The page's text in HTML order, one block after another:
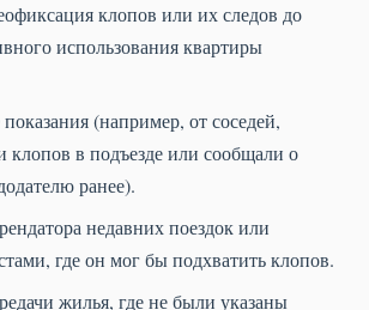
клопов или их следов до
использования квартиры
(например, от соседей,
клопов в подъезде или сообщали о
ранее).
недавних поездок или
где он мог бы подхватить клопов.
жилья, где не были указаны